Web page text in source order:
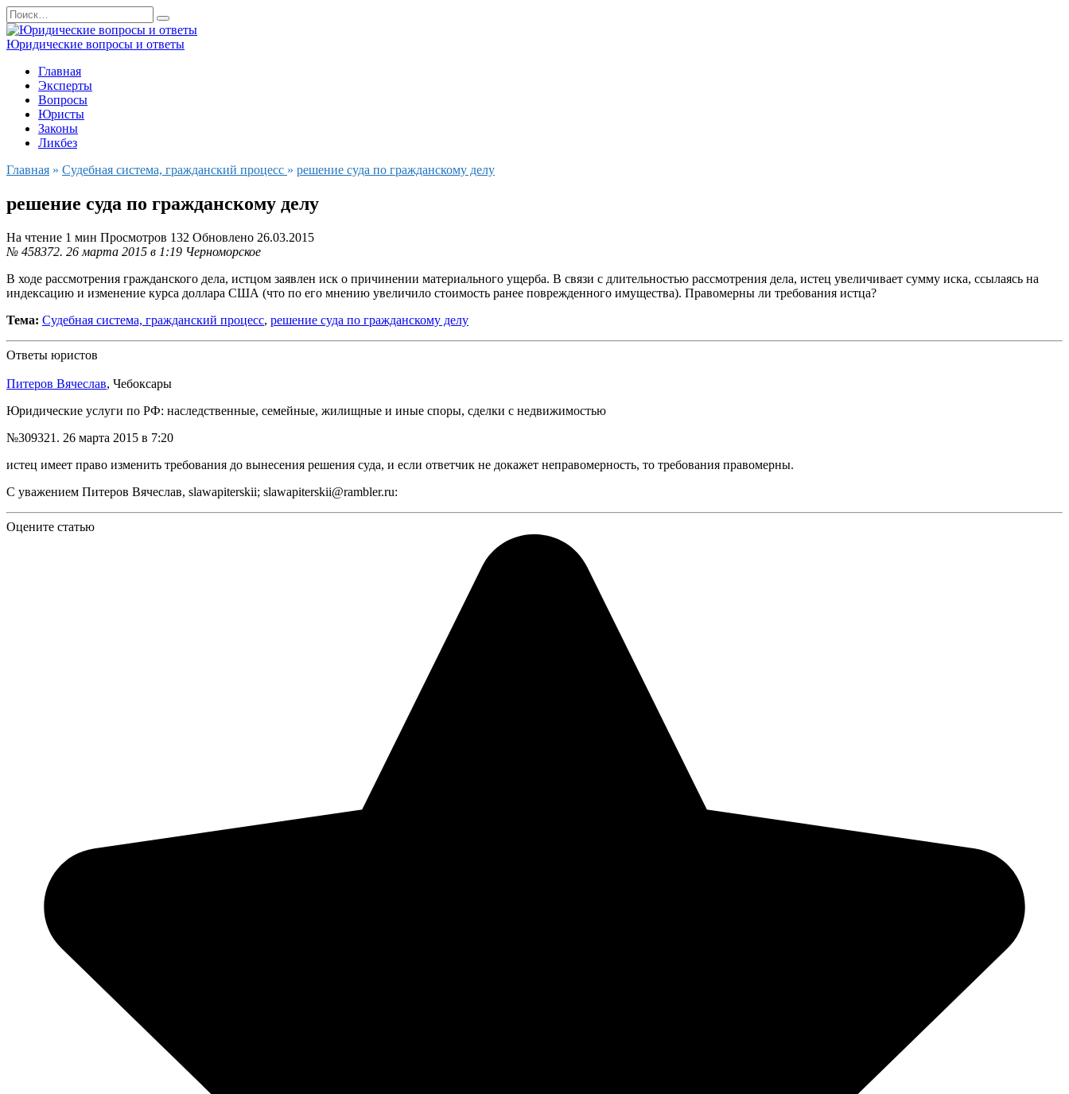
Перейти
к
содержанию
Search
for:
Юридические вопросы и ответы
Главная
Эксперты
Вопросы
Юристы
Законы
Ликбез
Главная » Судебная система, гражданский процесс » решение суда по гражданскому делу
решение суда по гражданскому делу
На чтение 1 мин Просмотров 132 Обновлено 26.03.2015
№ 458372. 26 марта 2015 в 1:19 Черноморское
В ходе рассмотрения гражданского дела, истцом заявлен иск о причинении материального ущерба. В связи с длительностью рассмотрения дела, истец увеличивает сумму иска, ссылаясь на
индексацию и изменение курса доллара США (что по его мнению увеличило стоимость ранее поврежденного имущества). Правомерны ли требования истца?
Тема: Судебная система, гражданский процесс, решение суда по гражданскому делу
Ответы юристов
Питеров Вячеслав, Чебоксары
Юридические услуги по РФ: наследственные, семейные, жилищные и иные споры, сделки с недвижимостью
№309321. 26 марта 2015 в 7:20
истец имеет право изменить требования до вынесения решения суда, и если ответчик не докажет неправомерность, то требования правомерны.
С уважением Питеров Вячеслав, slawapiterskii; slawapiterskii@rambler.ru:
Оцените статью